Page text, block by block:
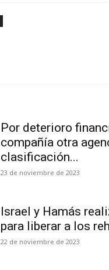
Por deterioro
compañía otra
clasificación...
23 de noviembre de 2023
Israel y Hamás
para liberar a los
22 de noviembre de 2023